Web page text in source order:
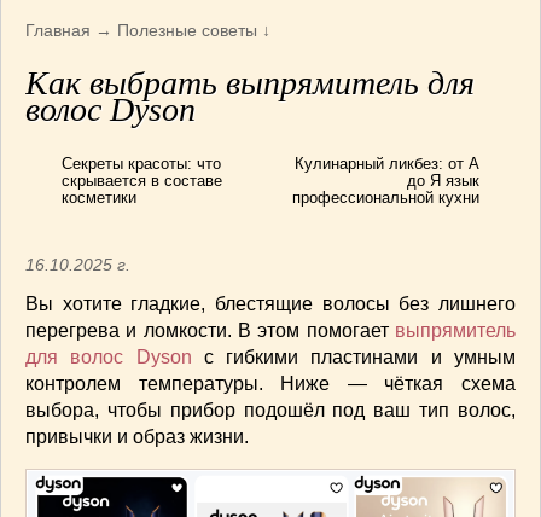
Путешествия
Сад и огород(3)
Свадьба (16)
Товары(13)
Главная → Полезные советы ↓
Как выбрать выпрямитель для
волос Dyson
Секреты красоты: что
скрывается в составе
косметики
Кулинарный ликбез: от А
до Я язык
профессиональной кухни
16.10.2025 г.
Вы хотите гладкие, блестящие волосы без лишнего
перегрева и ломкости. В этом помогает выпрямитель
для волос Dyson с гибкими пластинами и умным
контролем температуры. Ниже — чёткая схема
выбора, чтобы прибор подошёл под ваш тип волос,
привычки и образ жизни.